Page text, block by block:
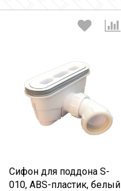
Сифон для поддона S-
010, ABS-пластик, белый
Выберите количество: